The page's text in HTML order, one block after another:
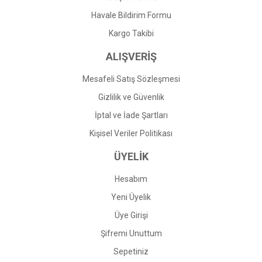
Gönder
Havale Bildirim Formu
Kargo Takibi
ALIŞVERİŞ
Mesafeli Satış Sözleşmesi
Gizlilik ve Güvenlik
İptal ve İade Şartları
Kişisel Veriler Politikası
ÜYELİK
Hesabım
Yeni Üyelik
Üye Girişi
Şifremi Unuttum
Sepetiniz